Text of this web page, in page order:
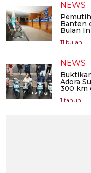
NEWS
Banten
Bulan Ini
11 bulan
NEWS
Adora
300 km
1 tahun